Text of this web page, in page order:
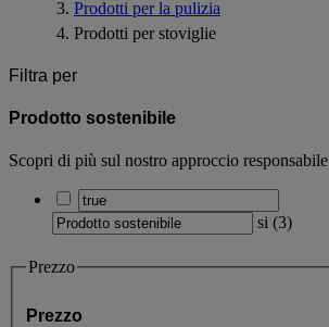
Prodotti per la pulizia
Prodotti per stoviglie
Filtra per
Prodotto sostenibile
Scopri di più sul nostro approccio responsabile
si (3)
Prezzo
Prezzo